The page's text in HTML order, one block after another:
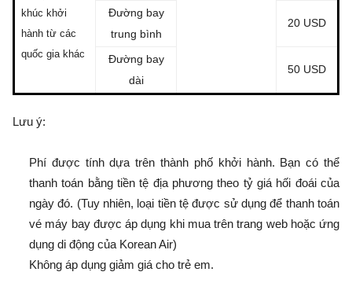
khúc khởi
hành từ các
quốc gia khác
Đường bay
trung bình
20 USD
Đường bay
dài
50 USD
Lưu ý:
Phí được tính dựa trên thành phố khởi hành. Bạn có thể
thanh toán bằng tiền tệ địa phương theo tỷ giá hối đoái của
ngày đó. (Tuy nhiên, loại tiền tệ được sử dụng để thanh toán
vé máy bay được áp dụng khi mua trên trang web hoặc ứng
dụng di động của Korean Air)
Không áp dụng giảm giá cho trẻ em.